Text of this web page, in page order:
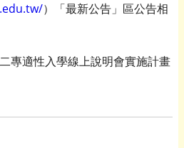
）「最新公告」區公告相
專適性入學線上說明會實施計畫